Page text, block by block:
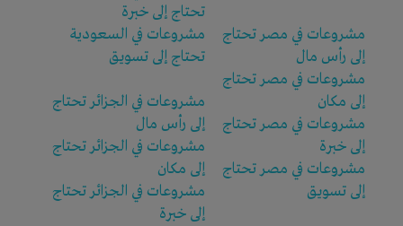
مشروعات في مصر تحتاج
إلى رأس مال
مشروعات في مصر تحتاج
إلى مكان
مشروعات في مصر تحتاج
إلى خبرة
مشروعات في مصر تحتاج
إلى تسويق
تحتاج إلى خبرة
مشروعات في السعودية
تحتاج إلى تسويق
مشروعات في الجزائر تحتاج
إلى رأس مال
مشروعات في الجزائر تحتاج
إلى مكان
مشروعات في الجزائر تحتاج
إلى خبرة